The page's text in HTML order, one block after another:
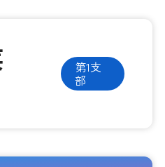
第1支
部